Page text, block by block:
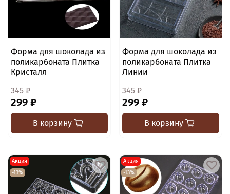
Форма для шоколада из
поликарбоната Плитка
Кристалл
345 ₽
299 ₽
В корзину
Форма для шоколада из
поликарбоната Плитка
Линии
345 ₽
299 ₽
В корзину
Акция
-13%
Акция
-13%